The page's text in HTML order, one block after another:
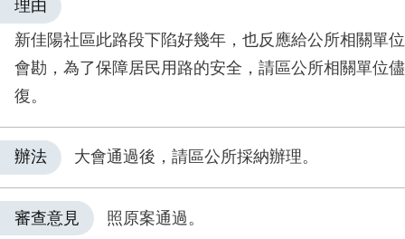
理由
新佳陽社區此路段下陷好幾年，也反應給公所相關單
會勘，為了保障居民用路的安全，請區公所相關單位
復。
辦法 大會通過後，請區公所採納辦理。
審查意見 照原案通過。